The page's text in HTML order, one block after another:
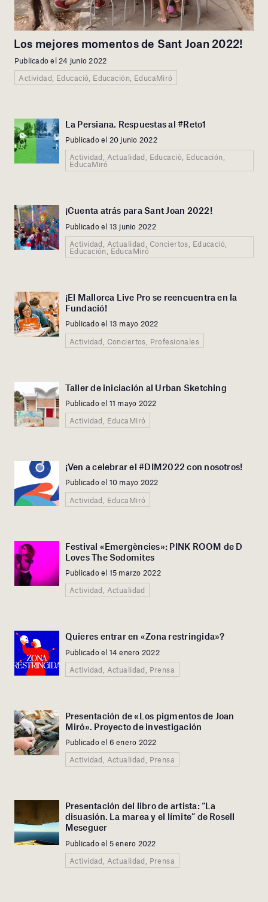
Los mejores momentos de Sant Joan 2022!
Publicado el 24 junio 2022
Actividad, Educació, Educación, EducaMiró
La Persiana. Respuestas al #Reto1
Publicado el 20 junio 2022
Actividad, Actualidad, Educació, Educación,
EducaMiró
¡Cuenta atrás para Sant Joan 2022!
Publicado el 13 junio 2022
Actividad, Actualidad, Conciertos, Educació,
Educación, EducaMiró
¡El Mallorca Live Pro se reencuentra en la
Fundació!
Publicado el 13 mayo 2022
Actividad, Conciertos, Profesionales
Taller de iniciación al Urban Sketching
Publicado el 11 mayo 2022
Actividad, EducaMiró
¡Ven a celebrar el #DIM2022 con nosotros!
Publicado el 10 mayo 2022
Actividad, EducaMiró
Festival «Emergències»: PINK ROOM de D
Loves The Sodomites
Publicado el 15 marzo 2022
Actividad, Actualidad
Quieres entrar en «Zona restringida»?
Publicado el 14 enero 2022
Actividad, Actualidad, Prensa
Presentación de «Los pigmentos de Joan
Miró». Proyecto de investigación
Publicado el 6 enero 2022
Actividad, Actualidad, Prensa
Presentación del libro de artista: “La
disuasión. La marea y el límite” de Rosell
Meseguer
Publicado el 5 enero 2022
Actividad, Actualidad, Prensa